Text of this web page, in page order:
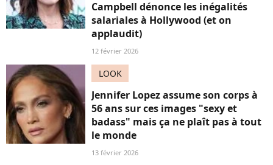
Campbell dénonce les inégalités
salariales à Hollywood (et on
applaudit)
12 février 2026
LOOK
Jennifer Lopez assume son corps à
56 ans sur ces images "sexy et
badass" mais ça ne plaît pas à tout
le monde
13 février 2026